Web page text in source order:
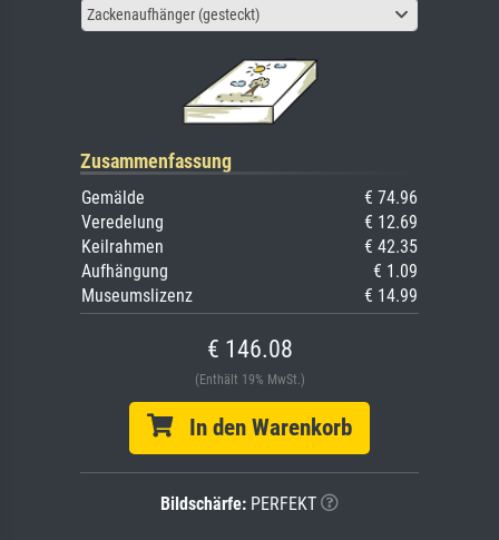
Zackenaufhänger (gesteckt)
Zusammenfassung
Gemälde
€ 74.96
Veredelung
€ 12.69
Keilrahmen
€ 42.35
Aufhängung
€ 1.09
Museumslizenz
€ 14.99
€ 146.08
(Enthält 19% MwSt.)
In den Warenkorb
Bildschärfe: PERFEKT